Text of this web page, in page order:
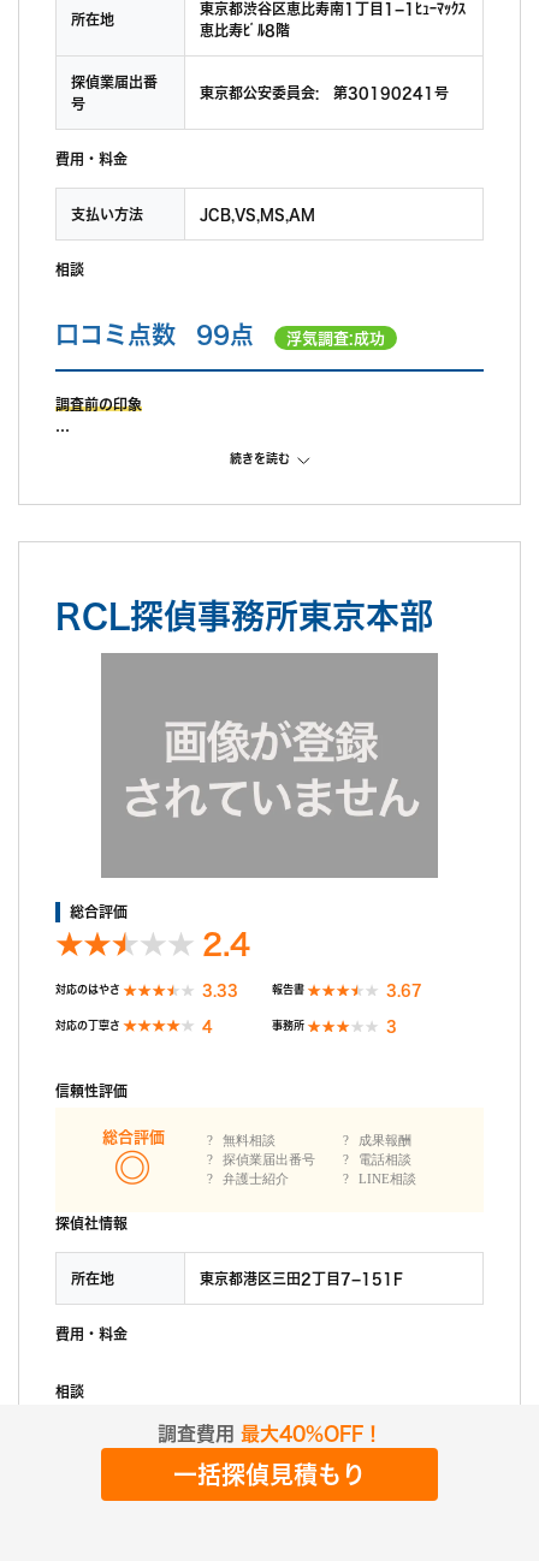
調査費用 最大40%OFF！
一括探偵見積もり
所在地
東京都渋谷区恵比寿南1丁目1−1ﾋｭｰﾏｯｸｽ
恵比寿ﾋﾞﾙ8階
探偵業届出番
号
東京都公安委員会: 第30190241号
費用・料金
支払い方法 JCB,VS,MS,AM
相談
口コミ点数 99点 浮気調査:成功
調査前の印象
により急に変更となったが近場だったからか対応してくれた。
た。
営業をかけてきたのでそこも不信感があった。
続きを読む
RCL探偵事務所東京本部
総合評価
2.4
対応のはやさ 3.33 報告書 3.67
対応の丁寧さ 4 事務所 3
信頼性評価
総合評価
無料相談
探偵業届出番号
弁護士紹介
成果報酬
電話相談
LINE相談
探偵社情報
所在地 東京都港区三田2丁目7−151F
費用・料金
相談
口コミ点数 100点 浮気調査:成功